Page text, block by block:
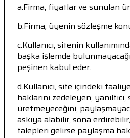
a.Firma, fiyatlar ve sunulan
b.Firma, üyenin sözleşme
c.Kullanıcı, sitenin
başka işlemde
peşinen kabul eder.
d.Kullanıcı, site içindeki
haklarını zedeleyen,
üretmeyeceğini,
askıya alabilir, sona
talepleri gelirse paylaşma